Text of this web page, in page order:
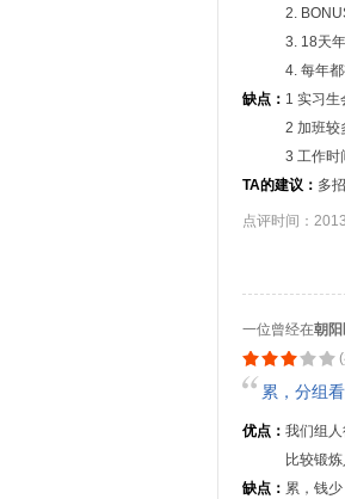
2.
3. 18天
4. 每年
缺点： 1 实习生
2 加班较
3 工作时
TA的建议： 多
点评时间：
一位曾经在朝
累，分组
优点： 我们组
比较锻炼
缺点： 累，钱少